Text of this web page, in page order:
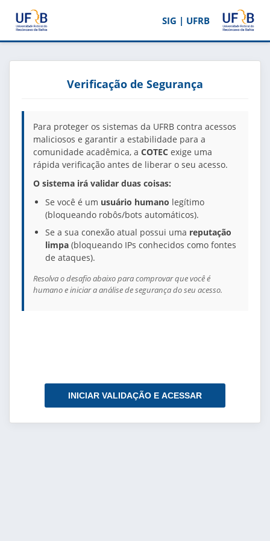
SIG | UFRB
Verificação de Segurança
Para proteger os sistemas da UFRB contra acessos
maliciosos e garantir a estabilidade para a
comunidade acadêmica, a COTEC exige uma
rápida verificação antes de liberar o seu acesso.
O sistema irá validar duas coisas:
Se você é um usuário humano legítimo
(bloqueando robôs/bots automáticos).
Se a sua conexão atual possui uma reputação
limpa (bloqueando IPs conhecidos como fontes
de ataques).
Resolva o desafio abaixo para comprovar que você é
humano e iniciar a análise de segurança do seu acesso.
INICIAR VALIDAÇÃO E ACESSAR